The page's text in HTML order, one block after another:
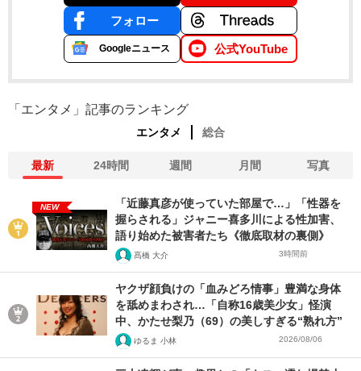
フォロー
Googleニュース 公式YouTube
「エンタメ」記事のランキング
エンタメ 総合
最新 24時間 週間 月間 写真
NEW
「近藤真彦が使っていた部屋で…」「性器を
握らされる」ジャニー喜多川による性加害、
語り始めた被害者たち《徹底取材の裏側》
髙橋 大介 3時間前
ヤクザ顔負けの「血みどろ情事」豊満な身体
を舐めまわされ…「自称16歳美少女」怪演
中、かたせ梨乃（69）の美しすぎる“熟れ方”
ゆるま 小林 2026/08/06